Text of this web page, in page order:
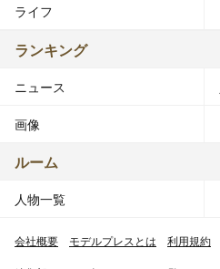
ライフ
ランキング
ニュース
画像
ルーム
人物一覧
会社概要 モデルプレスとは 利用規約